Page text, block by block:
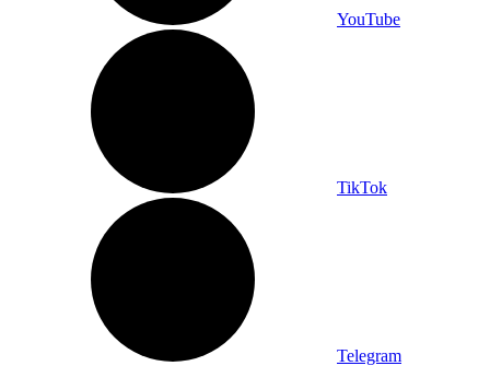
YouTube
TikTok
Telegram